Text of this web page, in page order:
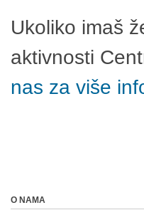
Ukoliko imaš
aktivnosti
nas za više
O NAMA